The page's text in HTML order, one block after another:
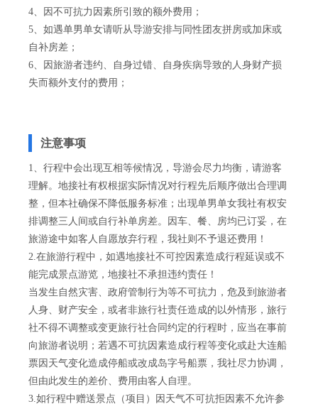
4、因不可抗力因素所引致的额外费用；
5、如遇单男单女请听从导游安排与同性团友拼房或加床或
自补房差；
6、因旅游者违约、自身过错、自身疾病导致的人身财产损
失而额外支付的费用；
注意事项
1、行程中会出现互相等候情况，导游会尽力均衡，请游客
理解。地接社有权根据实际情况对行程先后顺序做出合理调
整，但本社确保不降低服务标准；出现单男单女我社有权安
排调整三人间或自行补单房差。因车、餐、房均已订妥，在
旅游途中如客人自愿放弃行程，我社则不予退还费用！
2.在旅游行程中，如遇地接社不可控因素造成行程延误或不
能完成景点游览，地接社不承担违约责任！
当发生自然灾害、政府管制行为等不可抗力，危及到旅游者
人身、财产安全，或者非旅行社责任造成的以外情形，旅行
社不得不调整或变更旅行社合同约定的行程时，应当在事前
向旅游者说明；若遇不可抗因素造成行程等变化或赴大连船
票因天气变化造成停船或改成岛字号船票，我社尽力协调，
但由此发生的差价、费用由客人自理。
3.如行程中赠送景点（项目）因天气不可抗拒因素不允许参